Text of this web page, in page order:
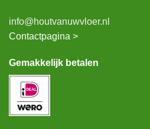
info@houtvanuwvloer.nl
Contactpagina >
Gemakkelijk betalen